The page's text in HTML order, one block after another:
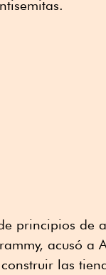
principios de
acusó a
las